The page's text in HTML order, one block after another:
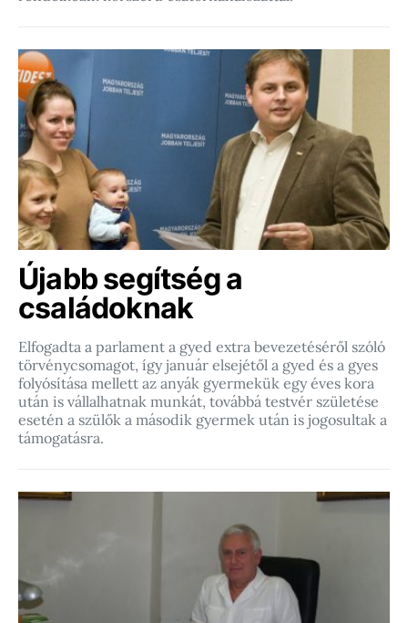
Újabb segítség a
családoknak
Elfogadta a parlament a gyed extra bevezetéséről szóló
törvénycsomagot, így január elsejétől a gyed és a gyes
folyósítása mellett az anyák gyermekük egy éves kora
után is vállalhatnak munkát, továbbá testvér születése
esetén a szülők a második gyermek után is jogosultak a
támogatásra.